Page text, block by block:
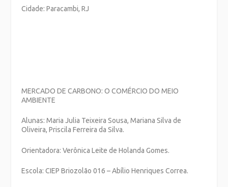
Cidade: Paracambi, RJ
MERCADO DE CARBONO: O COMÉRCIO DO MEIO
AMBIENTE
Alunas: Maria Julia Teixeira Sousa, Mariana Silva de
Oliveira, Priscila Ferreira da Silva.
Orientadora: Verônica Leite de Holanda Gomes.
Escola: CIEP Briozolão 016 – Abílio Henriques Correa.